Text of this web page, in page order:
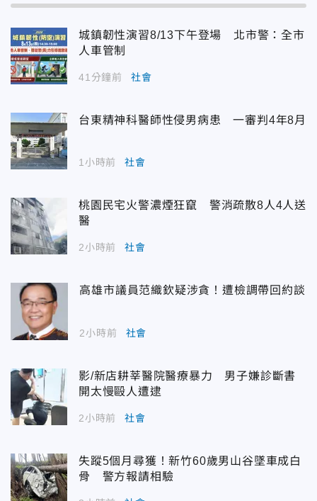
城鎮韌性演習8/13下午登場 北市警：全市
人車管制
41分鐘前 社會
台東精神科醫師性侵男病患 一審判4年8月
1小時前 社會
桃園民宅火警濃煙狂竄 警消疏散8人4人送
醫
2小時前 社會
高雄市議員范織欽疑涉貪！遭檢調帶回約談
2小時前 社會
影/新店耕莘醫院醫療暴力 男子嫌診斷書
開太慢毆人遭逮
2小時前 社會
失蹤5個月尋獲！新竹60歲男山谷墜車成白
骨 警方報請相驗